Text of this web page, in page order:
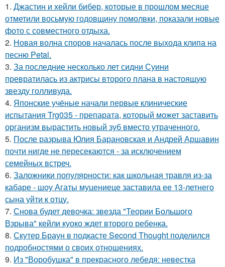
1. Джастин и хейли бибер, которые в прошлом месяце
отметили восьмую годовщину помолвки, показали новые
фото с совместного отдыха.
2. Новая волна споров началась после выхода клипа на
песню Petal.
3. За последние несколько лет сидни Суини
превратилась из актрисы второго плана в настоящую
звезду голливуда.
4. Японские учёные начали первые клинические
испытания Trg035 - препарата, который может заставить
организм вырастить новый зуб вместо утраченного.
5. После разрыва Юлия Барановская и Андрей Аршавин
почти нигде не пересекаются - за исключением
семейных встреч.
6. Заложники популярности: как школьная травля из-за
кабаре - шоу Агаты муцениеце заставила ее 13-летнего
сына уйти к отцу.
7. Снова будет девочка: звезда "Теории Большого
Взрыва" кейли куоко ждет второго ребенка.
8. Скутер Браун в подкасте Second Thought поделился
подробностями о своих отношениях.
9. Из "Воробушка" в прекрасного лебедя: невестка